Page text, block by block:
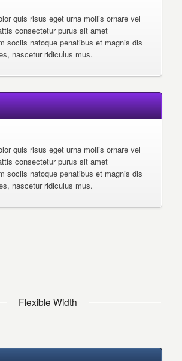
quis risus eget urna mollis ornare vel
consectetur purus sit amet
sociis natoque penatibus et magnis dis
nascetur ridiculus mus.
quis risus eget urna mollis ornare vel
consectetur purus sit amet
sociis natoque penatibus et magnis dis
nascetur ridiculus mus.
Flexible Width